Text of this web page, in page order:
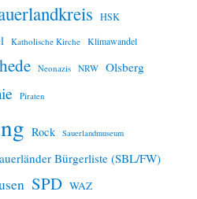
HSK
Katholische Kirche Klimawandel
Neonazis NRW Olsberg
Piraten
Rock Sauerlandmuseum
Bürgerliste (SBL/FW)
SPD WAZ